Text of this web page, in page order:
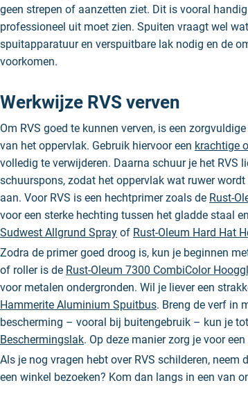
geen strepen of aanzetten ziet. Dit is vooral
professioneel uit moet zien. Spuiten vraagt wel
spuitapparatuur en verspuitbare lak nodig en de
voorkomen.
Werkwijze RVS verven
Om RVS goed te kunnen verven, is een
van het oppervlak. Gebruik hiervoor een krachtige
volledig te verwijderen. Daarna schuur je het RVS
schuurspons, zodat het oppervlak wat ruwer
aan. Voor RVS is een hechtprimer zoals de Rust-
voor een sterke hechting tussen het gladde staal
Sudwest Allgrund Spray of Rust-Oleum Hard Hat
Zodra de primer goed droog is, kun je beginnen
of roller is de Rust-Oleum 7300 CombiColor
voor metalen ondergronden. Wil je liever een
Hammerite Aluminium Spuitbus. Breng de verf in
bescherming – vooral bij buitengebruik – kun je
Beschermingslak. Op deze manier zorg je voor
Als je nog vragen hebt over RVS schilderen, neem
een winkel bezoeken? Kom dan langs in een van